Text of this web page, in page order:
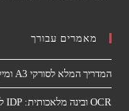
מאמרים עבורך
המדריך המלא לסורקי A3 ומיקרופילם: כל מה שצריך לדעת לפני שקונים או שוכרים
OCR ובינה מלאכותית: IDP למסמכים, חילוץ נתונים ואוטומציה ארגונית